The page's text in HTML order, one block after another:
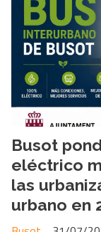
Busot
eléctrico
las
urbano en